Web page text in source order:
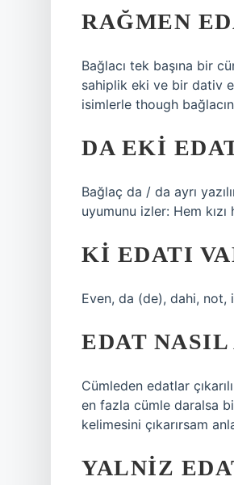
RAĞMEN
Bağlacı tek başına bir
sahiplik eki ve bir dativ
isimlerle though
DA EKI
Bağlaç da / da ayrı
uyumunu izler: Hem
KI EDATI
Even, da (de), dahi,
EDAT
Cümleden edatlar
en fazla cümle daralsa
kelimesini çıkarırsam
YALNIZ